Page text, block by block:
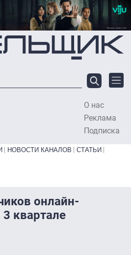
О нас
Реклама
Подписка
НОВОСТИ КАНАЛОВ
СТАТЬИ
онлайн-
квартале